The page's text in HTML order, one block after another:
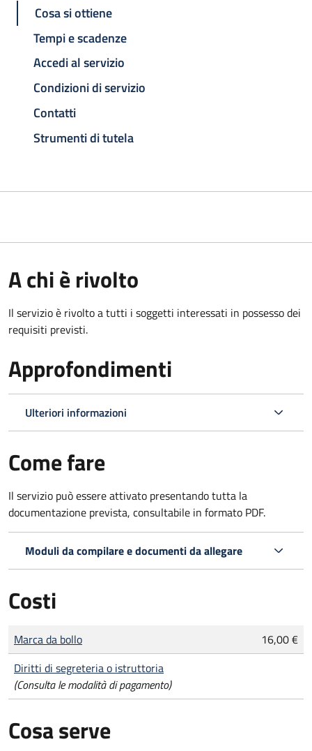
Cosa si ottiene
Tempi e scadenze
Accedi al servizio
Condizioni di servizio
Contatti
Strumenti di tutela
A chi è rivolto
Il servizio è rivolto a tutti i soggetti interessati in possesso dei
requisiti previsti.
Approfondimenti
Ulteriori informazioni
Come fare
Il servizio può essere attivato presentando tutta la
documentazione prevista, consultabile in formato PDF.
Moduli da compilare e documenti da allegare
Costi
Tipo di pagamento
Importo
Marca da bollo
16,00 €
Diritti di segreteria o istruttoria
(Consulta le modalità di pagamento)
Cosa serve